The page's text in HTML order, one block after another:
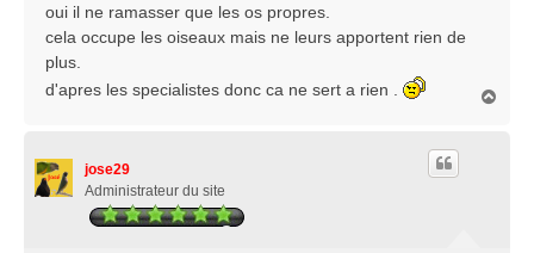
a
g
e
oui il ne ramasser que les os propres.
cela occupe les oiseaux mais ne leurs apportent rien de
plus.
d'apres les specialistes donc ca ne sert a rien .
jose29
Administrateur du site